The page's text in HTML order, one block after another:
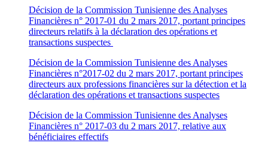
Décision de la Commission Tunisienne des Analyses
Financières n° 2017-01 du 2 mars 2017, portant principes
directeurs relatifs à la déclaration des opérations et
transactions suspectes
Décision de la Commission Tunisienne des Analyses
Financières n°2017-02 du 2 mars 2017, portant principes
directeurs aux professions financières sur la détection et la
déclaration des opérations et transactions suspectes
Décision de la Commission Tunisienne des Analyses
Financières n° 2017-03 du 2 mars 2017, relative aux
bénéficiaires effectifs